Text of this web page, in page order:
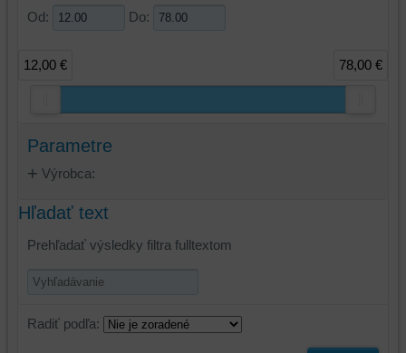
Od: Do:
12,00 € 78,00 €
Parametre
Výrobca:
Hľadať text
Prehľadať výsledky filtra fulltextom
Radiť podľa: